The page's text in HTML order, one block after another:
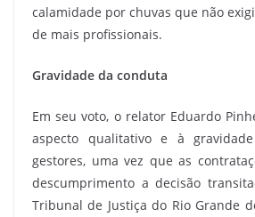
calamidade por chuvas que não
de mais profissionais.
Gravidade da conduta
Em seu voto, o relator Eduardo
aspecto qualitativo e à
gestores, uma vez que as
descumprimento a decisão
Tribunal de Justiça do Rio Grande